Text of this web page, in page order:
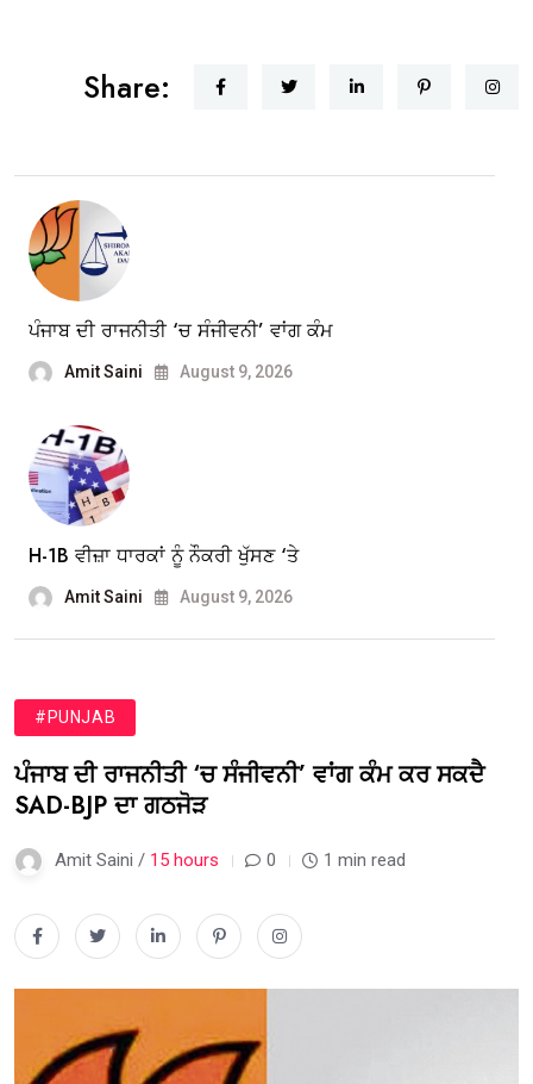
Share:
ਪੰਜਾਬ ਦੀ ਰਾਜਨੀਤੀ ‘ਚ ਸੰਜੀਵਨੀ’ ਵਾਂਗ ਕੰਮ
Amit Saini August 9, 2026
H-1B ਵੀਜ਼ਾ ਧਾਰਕਾਂ ਨੂੰ ਨੌਕਰੀ ਖੁੱਸਣ ‘ਤੇ
Amit Saini August 9, 2026
#PUNJAB
ਪੰਜਾਬ ਦੀ ਰਾਜਨੀਤੀ ‘ਚ ਸੰਜੀਵਨੀ’ ਵਾਂਗ ਕੰਮ ਕਰ ਸਕਦੈ
SAD-BJP ਦਾ ਗਠਜੋੜ
Amit Saini / 15 hours 0 1 min read